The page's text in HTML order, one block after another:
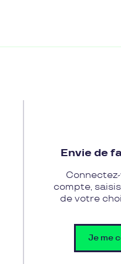
Envie de
compte,
de votre
Je me